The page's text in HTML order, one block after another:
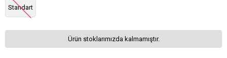
Standart
Ürün stoklarımızda kalmamıştır.